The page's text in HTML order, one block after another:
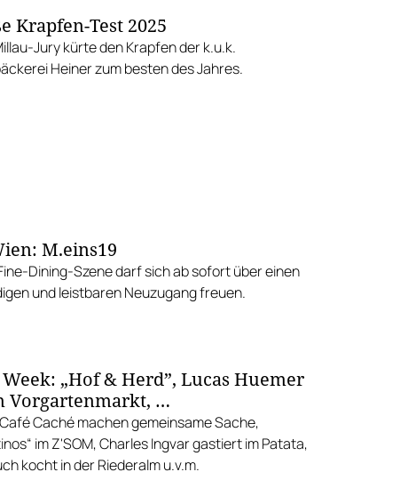
Krapfen-Test 2025
Jury kürte den Krapfen der k.u.k.
Heiner zum besten des Jahres.
M.eins19
Dining-Szene darf sich ab sofort über einen
und leistbaren Neuzugang freuen.
„Hof & Herd”, Lucas Huemer
Vorgartenmarkt, …
Caché machen gemeinsame Sache,
im Z'SOM, Charles Ingvar gastiert im Patata,
kocht in der Riederalm u.v.m.